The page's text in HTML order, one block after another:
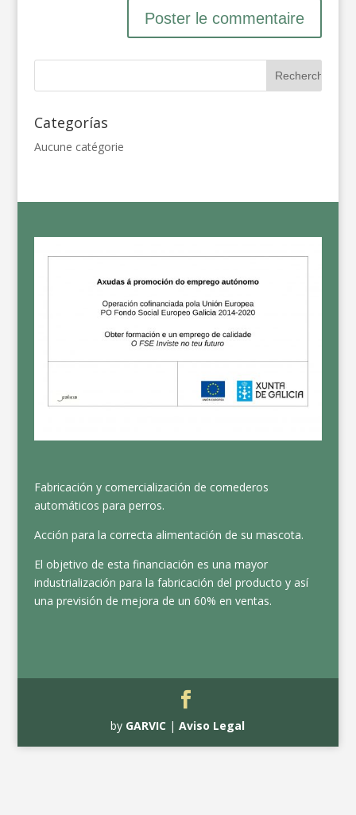
Categorías
Aucune catégorie
Fabricación y comercialización de comederos
automáticos para perros.
Acción para la correcta alimentación de su mascota.
El objetivo de esta financiación es una mayor
industrialización para la fabricación del producto y así
una previsión de mejora de un 60% en ventas.
by GARVIC |Aviso Legal